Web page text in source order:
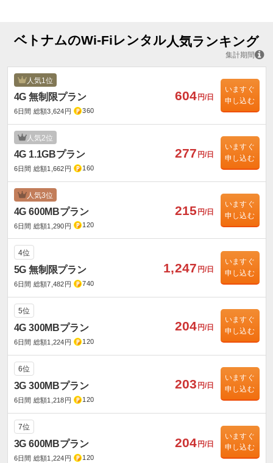
ベトナムのWi-Fiレンタル人気ランキング
集計期間
人気1位
4G 無制限プラン
6日間 総額3,624円 360
604 円/日
いますぐ
申し込む
人気2位
4G 1.1GBプラン
6日間 総額1,662円 160
277 円/日
いますぐ
申し込む
人気3位
4G 600MBプラン
6日間 総額1,290円 120
215 円/日
いますぐ
申し込む
4位
5G 無制限プラン
6日間 総額7,482円 740
1,247 円/日
いますぐ
申し込む
5位
4G 300MBプラン
6日間 総額1,224円 120
204 円/日
いますぐ
申し込む
6位
3G 300MBプラン
6日間 総額1,218円 120
203 円/日
いますぐ
申し込む
7位
3G 600MBプラン
6日間 総額1,224円 120
204円/日
いますぐ
申し込む